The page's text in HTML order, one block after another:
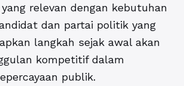
relevan dengan kebutuhan
dan partai politik yang
langkah sejak awal akan
kompetitif dalam
publik.